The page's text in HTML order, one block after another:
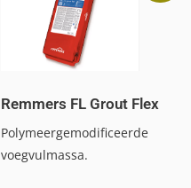
Remmers FL Grout Flex
Polymeergemodificeerde
voegvulmassa.